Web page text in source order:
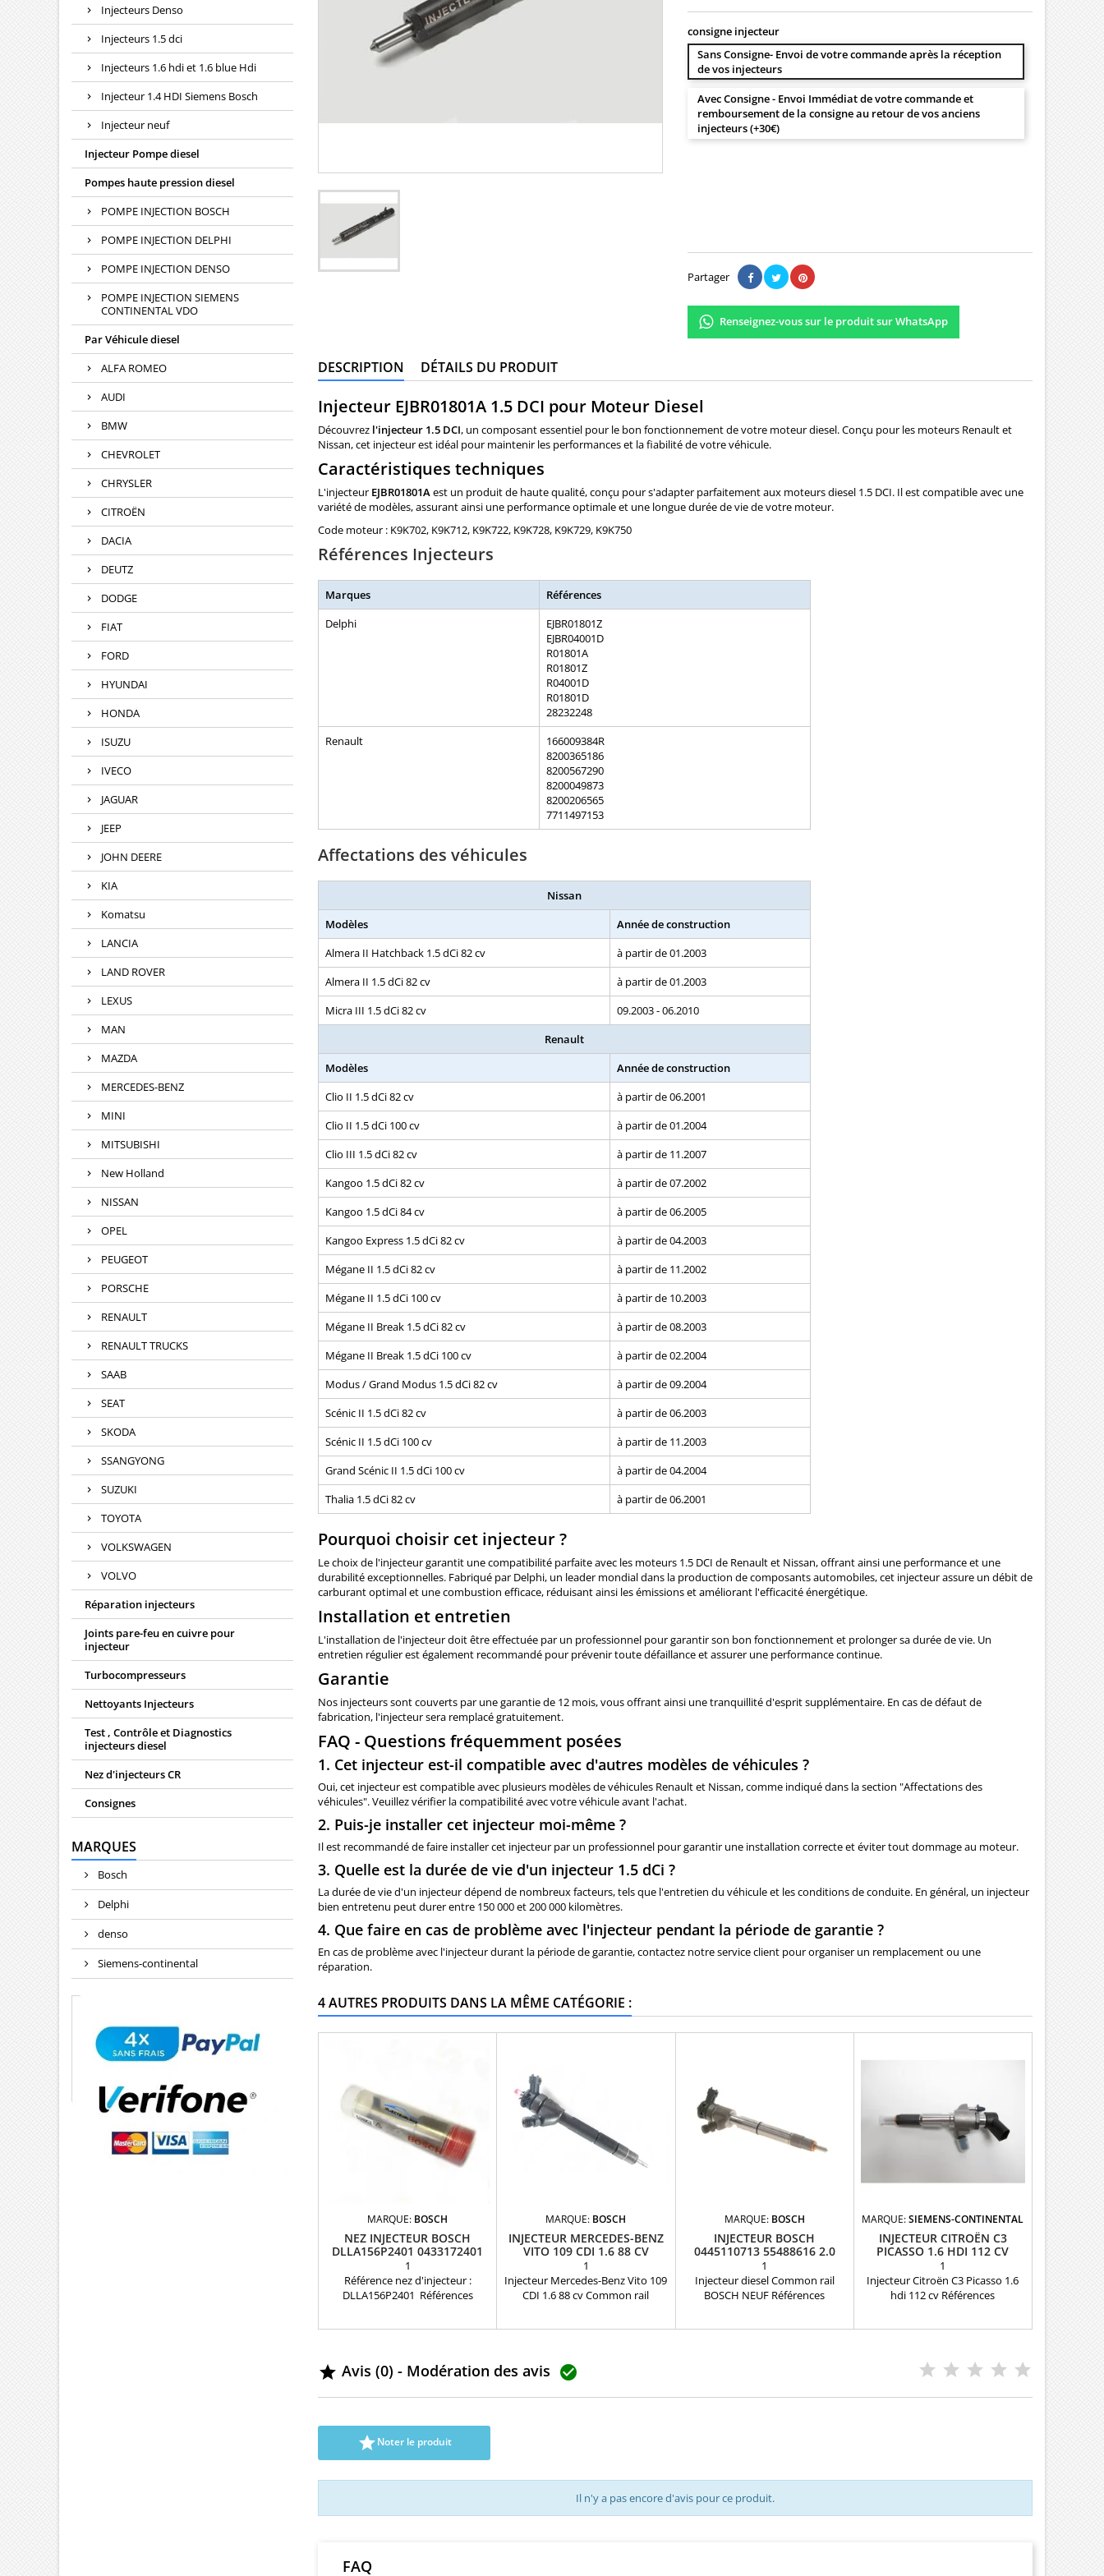
Injecteurs Denso
Injecteurs 1.5 dci
Injecteurs 1.6 hdi et 1.6 blue Hdi
Injecteur 1.4 HDI Siemens Bosch
Injecteur neuf
Injecteur Pompe diesel
Pompes haute pression diesel
POMPE INJECTION BOSCH
POMPE INJECTION DELPHI
POMPE INJECTION DENSO
POMPE INJECTION SIEMENS
CONTINENTAL VDO
Par Véhicule diesel
ALFA ROMEO
AUDI
BMW
CHEVROLET
CHRYSLER
CITROËN
DACIA
DEUTZ
DODGE
FIAT
FORD
HYUNDAI
HONDA
ISUZU
IVECO
JAGUAR
JEEP
JOHN DEERE
KIA
Komatsu
LANCIA
LAND ROVER
LEXUS
MAN
MAZDA
MERCEDES-BENZ
MINI
MITSUBISHI
New Holland
NISSAN
OPEL
PEUGEOT
PORSCHE
RENAULT
RENAULT TRUCKS
SAAB
SEAT
SKODA
SSANGYONG
SUZUKI
TOYOTA
VOLKSWAGEN
VOLVO
Réparation injecteurs
Joints pare-feu en cuivre pour
injecteur
Turbocompresseurs
Nettoyants Injecteurs
Test , Contrôle et Diagnostics
injecteurs diesel
Nez d'injecteurs CR
Consignes
MARQUES
Bosch
Delphi
denso
Siemens-continental
consigne injecteur
Sans Consigne- Envoi de votre commande après la réception
de vos injecteurs
Avec Consigne - Envoi Immédiat de votre commande et
remboursement de la consigne au retour de vos anciens
injecteurs (+30€)
Partager
Renseignez-vous sur le produit sur WhatsApp
DESCRIPTION DÉTAILS DU PRODUIT
Injecteur EJBR01801A 1.5 DCI pour Moteur Diesel
Découvrez l'injecteur 1.5 DCI, un composant essentiel pour le bon fonctionnement de votre moteur diesel. Conçu pour les moteurs Renault et
Nissan, cet injecteur est idéal pour maintenir les performances et la fiabilité de votre véhicule.
Caractéristiques techniques
L'injecteur EJBR01801Aest un produit de haute qualité, conçu pour s'adapter parfaitement aux moteurs diesel 1.5 DCI. Il est compatible avec une
variété de modèles, assurant ainsi une performance optimale et une longue durée de vie de votre moteur.
Code moteur : K9K702, K9K712, K9K722, K9K728, K9K729, K9K750
Références Injecteurs
Marques
Références
Delphi
EJBR01801Z
EJBR04001D
R01801A
R01801Z
R04001D
R01801D
28232248
Renault
166009384R
8200365186
8200567290
8200049873
8200206565
7711497153
Affectations des véhicules
Nissan
Modèles
Année de construction
Almera II Hatchback 1.5 dCi 82 cv
à partir de 01.2003
Almera II 1.5 dCi 82 cv
à partir de 01.2003
Micra III 1.5 dCi 82 cv
09.2003 - 06.2010
Renault
Modèles
Année de construction
Clio II 1.5 dCi 82 cv
à partir de 06.2001
Clio II 1.5 dCi 100 cv
à partir de 01.2004
Clio III 1.5 dCi 82 cv
à partir de 11.2007
Kangoo 1.5 dCi 82 cv
à partir de 07.2002
Kangoo 1.5 dCi 84 cv
à partir de 06.2005
Kangoo Express 1.5 dCi 82 cv
à partir de 04.2003
Mégane II 1.5 dCi 82 cv
à partir de 11.2002
Mégane II 1.5 dCi 100 cv
à partir de 10.2003
Mégane II Break 1.5 dCi 82 cv
à partir de 08.2003
Mégane II Break 1.5 dCi 100 cv
à partir de 02.2004
Modus / Grand Modus 1.5 dCi 82 cv
à partir de 09.2004
Scénic II 1.5 dCi 82 cv
à partir de 06.2003
Scénic II 1.5 dCi 100 cv
à partir de 11.2003
Grand Scénic II 1.5 dCi 100 cv
à partir de 04.2004
Thalia 1.5 dCi 82 cv
à partir de 06.2001
Pourquoi choisir cet injecteur ?
Le choix de l'injecteur garantit une compatibilité parfaite avec les moteurs 1.5 DCI de Renault et Nissan, offrant ainsi une performance et une
durabilité exceptionnelles. Fabriqué par Delphi, un leader mondial dans la production de composants automobiles, cet injecteur assure un débit de
carburant optimal et une combustion efficace, réduisant ainsi les émissions et améliorant l'efficacité énergétique.
Installation et entretien
L'installation de l'injecteur doit être effectuée par un professionnel pour garantir son bon fonctionnement et prolonger sa durée de vie. Un
entretien régulier est également recommandé pour prévenir toute défaillance et assurer une performance continue.
Garantie
Nos injecteurs sont couverts par une garantie de 12 mois, vous offrant ainsi une tranquillité d'esprit supplémentaire. En cas de défaut de
fabrication, l'injecteur sera remplacé gratuitement.
FAQ - Questions fréquemment posées
1. Cet injecteur est-il compatible avec d'autres modèles de véhicules ?
Oui, cet injecteur est compatible avec plusieurs modèles de véhicules Renault et Nissan, comme indiqué dans la section "Affectations des
véhicules". Veuillez vérifier la compatibilité avec votre véhicule avant l'achat.
2. Puis-je installer cet injecteur moi-même ?
Il est recommandé de faire installer cet injecteur par un professionnel pour garantir une installation correcte et éviter tout dommage au moteur.
3. Quelle est la durée de vie d'un injecteur 1.5 dCi ?
La durée de vie d'un injecteur dépend de nombreux facteurs, tels que l'entretien du véhicule et les conditions de conduite. En général, un injecteur
bien entretenu peut durer entre 150 000 et 200 000 kilomètres.
4. Que faire en cas de problème avec l'injecteur pendant la période de garantie ?
En cas de problème avec l'injecteur durant la période de garantie, contactez notre service client pour organiser un remplacement ou une
réparation.
4 AUTRES PRODUITS DANS LA MÊME CATÉGORIE :
MARQUE: BOSCH
NEZ INJECTEUR BOSCH
DLLA156P2401 0433172401
1
Référence nez d'injecteur :
DLLA156P2401 Références
MARQUE: BOSCH
INJECTEUR MERCEDES-BENZ
VITO 109 CDI 1.6 88 CV
1
Injecteur Mercedes-Benz Vito 109
CDI 1.6 88 cv Common rail
070 00 87 , 622 070 00 87 ,
A6220700087 , 6220700087 Pour
motorisation Renault Nissan 1.6
MARQUE: BOSCH
INJECTEUR BOSCH
0445110713 55488616 2.0
CDTI
1
Injecteur diesel Common rail
BOSCH NEUF Références
MARQUE:SIEMENS-CONTINENTAL
INJECTEUR CITROËN C3
PICASSO 1.6 HDI 112 CV
1
Injecteur Citroën C3 Picasso 1.6
hdi 112 cv Références
1812616 , 1685796 , 1709667 ,
AV6Q-9F59-3AB , 36001726 ,
 Avis (0) - Modération des avis 
Noter le produit
Il n'y a pas encore d'avis pour ce produit.
FAQ